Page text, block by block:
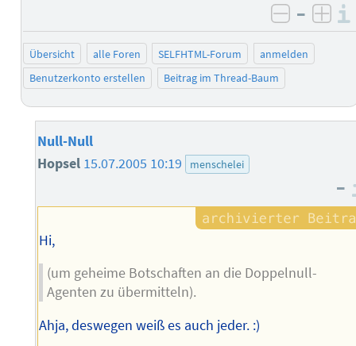
negativ
–
Übersicht alle Foren SELFHTML-Forum
anmelden
Benutzerkonto erstellen
Beitrag im Thread-Baum
Null-Null
Hopsel 15.07.2005 10:19 menschelei
–
Hi,
(um geheime Botschaften an die Doppelnull-
Agenten zu übermitteln).
Ahja, deswegen weiß es auch jeder. :)